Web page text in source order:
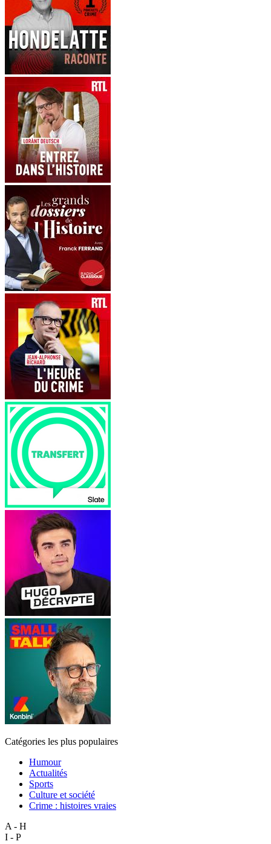
Catégories les plus populaires
Humour
Actualités
Sports
Culture et société
Crime : histoires vraies
A - H
I - P